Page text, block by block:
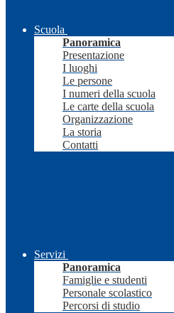
Scuola
Panoramica
Presentazione
I luoghi
Le persone
I numeri della scuola
Le carte della scuola
Organizzazione
La storia
Contatti
Servizi
Panoramica
Famiglie e studenti
Personale scolastico
Percorsi di studio